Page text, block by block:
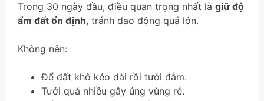
Trong 30 ngày đầu, điều quan trọng nhất là giữ độ
ẩm đất ổn định, tránh dao động quá lớn.
Không nên:
Để đất khô kéo dài rồi tưới đẫm.
Tưới quá nhiều gây úng vùng rễ.